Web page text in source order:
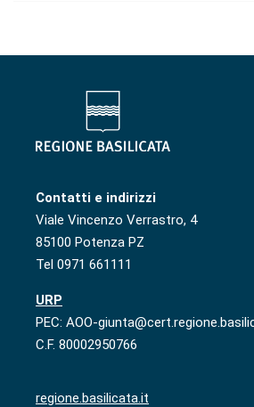
Contatti e indirizzi
Viale Vincenzo Verrastro, 4
85100 Potenza PZ
Tel 0971 661111
URP
PEC: AOO-
C.F. 80002950766
regione.basilicata.it